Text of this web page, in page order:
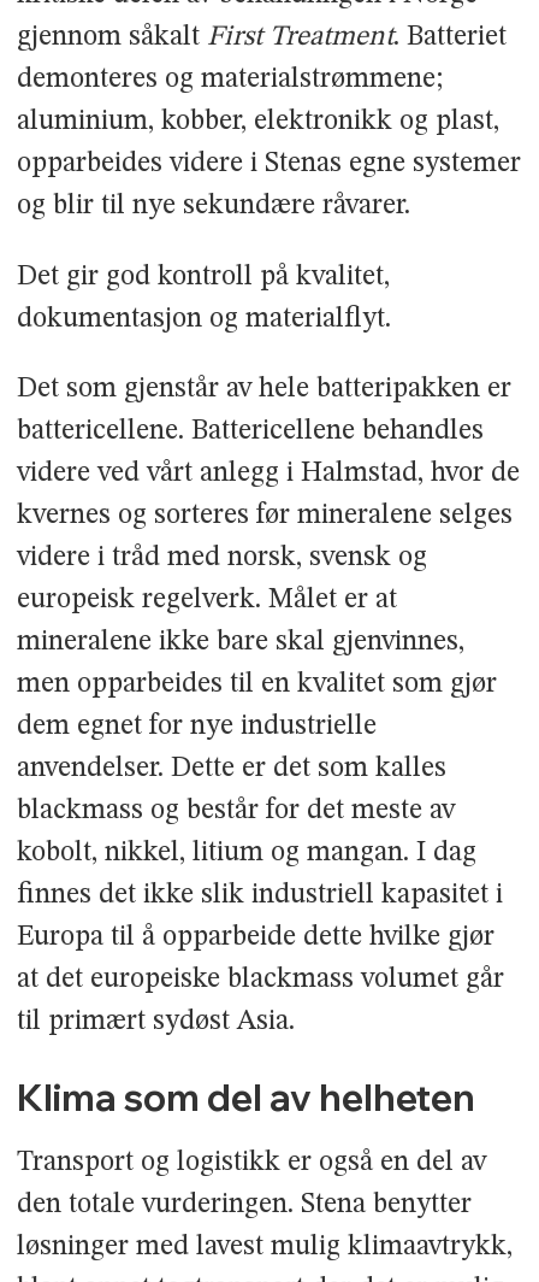
gjennom såkalt First Treatment. Batteriet
demonteres og materialstrømmene;
aluminium, kobber, elektronikk og plast,
opparbeides videre i Stenas egne systemer
og blir til nye sekundære råvarer.
Det gir god kontroll på kvalitet,
dokumentasjon og materialflyt.
Det som gjenstår av hele batteripakken er
battericellene. Battericellene behandles
videre ved vårt anlegg i Halmstad, hvor de
kvernes og sorteres før mineralene selges
videre i tråd med norsk, svensk og
europeisk regelverk. Målet er at
mineralene ikke bare skal gjenvinnes,
men opparbeides til en kvalitet som gjør
dem egnet for nye industrielle
anvendelser. Dette er det som kalles
blackmass og består for det meste av
kobolt, nikkel, litium og mangan. I dag
finnes det ikke slik industriell kapasitet i
Europa til å opparbeide dette hvilke gjør
at det europeiske blackmass volumet går
til primært sydøst Asia.
Klima som del av helheten
Transport og logistikk er også en del av
den totale vurderingen. Stena benytter
løsninger med lavest mulig klimaavtrykk,